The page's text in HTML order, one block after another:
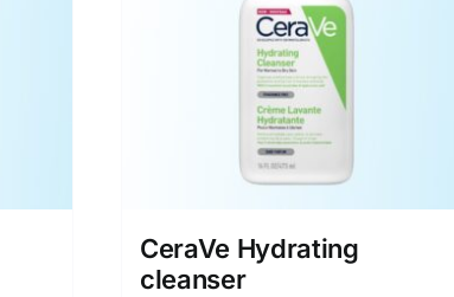
CeraVe Hydrating
cleanser